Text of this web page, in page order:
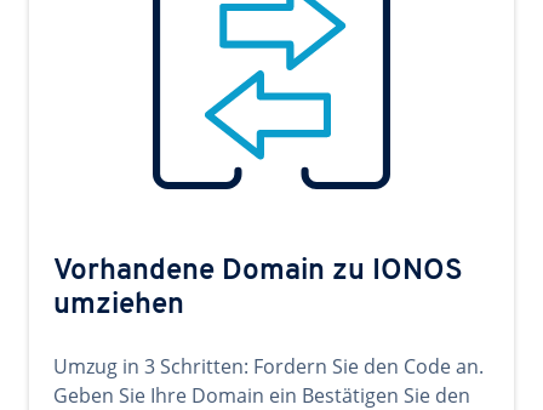
Vorhandene Domain zu IONOS
umziehen
Umzug in 3 Schritten: Fordern Sie den Code an.
Geben Sie Ihre Domain ein Bestätigen Sie den